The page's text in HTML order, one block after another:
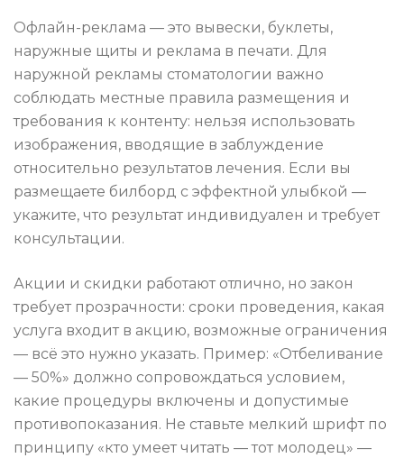
Офлайн-реклама — это вывески, буклеты,
наружные щиты и реклама в печати. Для
наружной рекламы стоматологии важно
соблюдать местные правила размещения и
требования к контенту: нельзя использовать
изображения, вводящие в заблуждение
относительно результатов лечения. Если вы
размещаете билборд с эффектной улыбкой —
укажите, что результат индивидуален и требует
консультации.
Акции и скидки работают отлично, но закон
требует прозрачности: сроки проведения, какая
услуга входит в акцию, возможные ограничения
— всё это нужно указать. Пример: «Отбеливание
— 50%» должно сопровождаться условием,
какие процедуры включены и допустимые
противопоказания. Не ставьте мелкий шрифт по
принципу «кто умеет читать — тот молодец» —